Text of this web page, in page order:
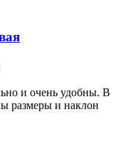
и очень удобны. В
размеры и наклон